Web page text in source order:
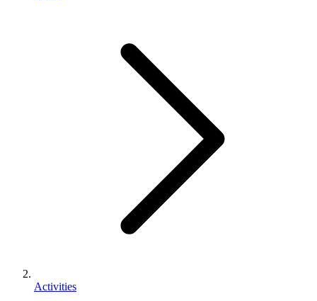
Activities